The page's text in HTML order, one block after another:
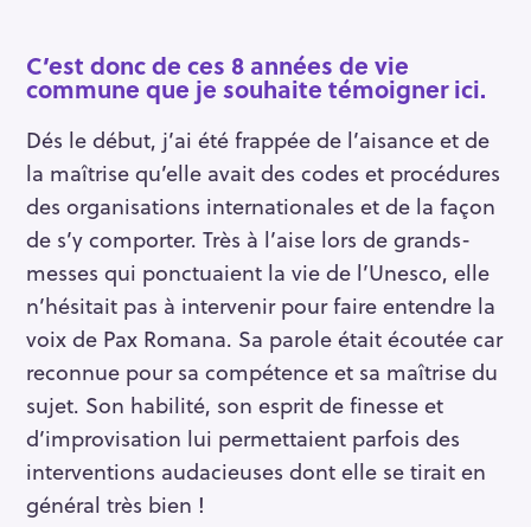
C’est donc de ces 8 années de vie
commune que je souhaite témoigner ici.
Dés le début, j’ai été frappée de l’aisance et de
la maîtrise qu’elle avait des codes et procédures
des organisations internationales et de la façon
de s’y comporter. Très à l’aise lors de grands-
messes qui ponctuaient la vie de l’Unesco, elle
n’hésitait pas à intervenir pour faire entendre la
voix de Pax Romana. Sa parole était écoutée car
reconnue pour sa compétence et sa maîtrise du
sujet. Son habilité, son esprit de finesse et
d’improvisation lui permettaient parfois des
interventions audacieuses dont elle se tirait en
général très bien !